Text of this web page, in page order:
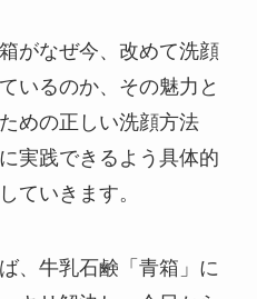
がなぜ今、改めて洗顔
いるのか、その魅力と
めの正しい洗顔方法
実践できるよう具体的
ていきます。
、牛乳石鹸「青箱」に